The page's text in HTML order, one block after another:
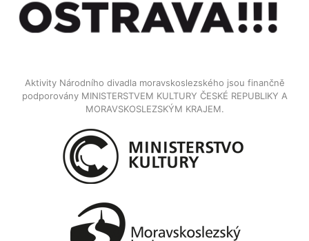
Aktivity Národního divadla moravskoslezského jsou finančně
podporovány MINISTERSTVEM KULTURY ČESKÉ REPUBLIKY A
MORAVSKOSLEZSKÝM KRAJEM.